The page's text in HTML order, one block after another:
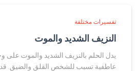
تفسيرات مختلفة
النزيف الشديد والموت
يدل الحلم بالنزيف الشديد والموت
عاطفية تسبب للشخص القلق والضيق. قد